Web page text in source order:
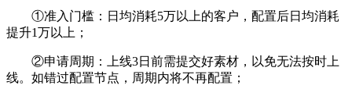
①准入门槛：日均消耗5万以上的客户，配置后日均消耗
提升1万以上；
②申请周期：上线3日前需提交好素材，以免无法按时上
线。如错过配置节点，周期内将不再配置；